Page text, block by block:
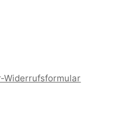
Widerrufsformular